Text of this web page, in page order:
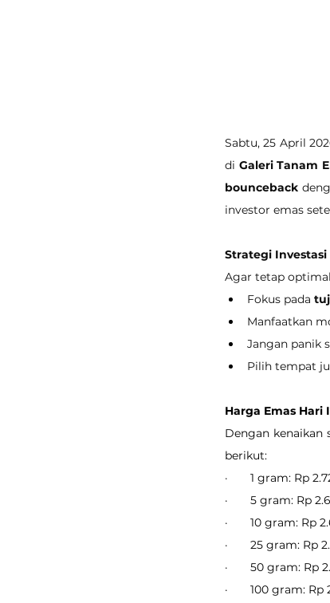
Sabtu, 25 April
di Galeri Tanam
bounceback
investor emas
Strategi Investasi
Agar tetap
Fokus pada
Manfaatkan
Jangan panik
Pilih tempat
Harga Emas Hari
Dengan kenaikan
berikut:
·       1 gram: Rp
·       5 gram: Rp
·       10 gram: Rp
·       25 gram: Rp
·       50 gram: Rp
·       100 gram: